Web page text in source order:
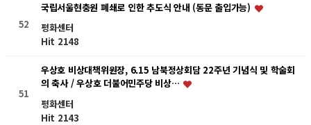
52
국립서울현충원 폐쇄로 인한 추도식 안내 (동문 출입가능)
평화센터
Hit 2148
51
우상호 비상대책위원장, 6.15 남북정상회담 22주년 기념식 및 학술회
의 축사 / 우상호 더불어민주당 비상…
평화센터
Hit 2143